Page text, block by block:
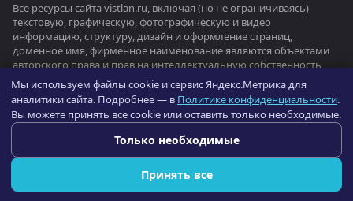
Главная Каталог Избранные Сравнение Спецпредложения
Все ресурсы сайта vistlan.ru, включая (но не ограничиваясь)
текстовую, графическую, фотографическую и видео
информацию, структуру, дизайн и оформление страниц,
доменное имя, фирменное наименование являются объектами
авторского права и прав на интеллектуальную собственность,
защищены российским законодательством и международными
соглашениями об охране авторских прав.Читать далее
Оптовый портал оборудования —
Мы используем файлы cookie и сервис Яндекс.Метрика для
аналитики сайта. Подробнее — в Политике конфиденциальности.
Вы можете принять все cookie или оставить только необходимые.
Только необходимые
Принять все